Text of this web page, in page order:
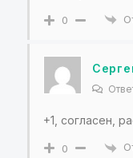
0
+1, согласен,
0